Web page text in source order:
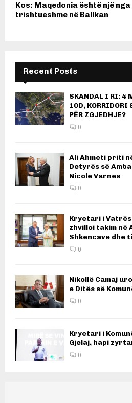
Kos: Maqedonia është një
trishtueshme në Ballkan
Recent Posts
SKANDAL I RI: 4
10D, KORRIDORI
PËR ZGJEDHJE?
0
Ali Ahmeti priti
Detyrës së
Nicole Varnes
0
Kryetari i Vatrës
zhvilloi takim në
Shkencave dhe
0
Nikollë Camaj
e Ditës së
0
Kryetari i
Gjelaj, hapi
0